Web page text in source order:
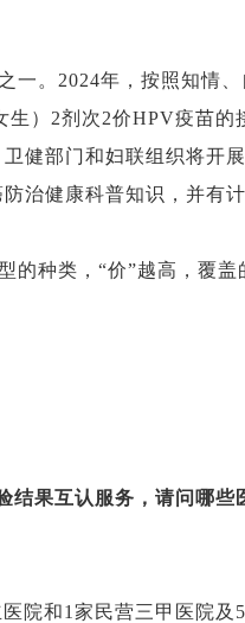
。2024年，按照知情
）2剂次2价HPV疫苗的
健部门和妇联组织将开
治健康科普知识，并有
的种类，“价”越高，覆
果互认服务，请问哪
院和1家民营三甲医院